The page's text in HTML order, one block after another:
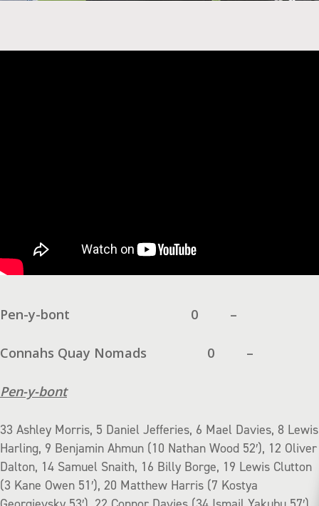
Pen-y-bont 0 –
Connahs Quay Nomads 0 –
Pen-y-bont
33 Ashley Morris, 5 Daniel Jefferies, 6 Mael Davies, 8 Lewis
Harling, 9 Benjamin Ahmun (10 Nathan Wood 52′), 12 Oliver
Dalton, 14 Samuel Snaith, 16 Billy Borge, 19 Lewis Clutton
(3 Kane Owen 51′), 20 Matthew Harris (7 Kostya